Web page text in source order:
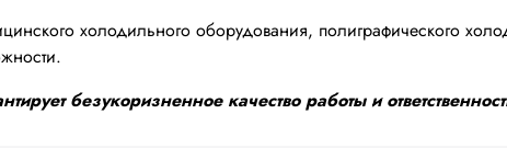
холодильного оборудования, полиграфического
безукоризненное качество работы и